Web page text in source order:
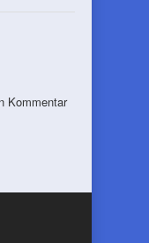
Kommentar